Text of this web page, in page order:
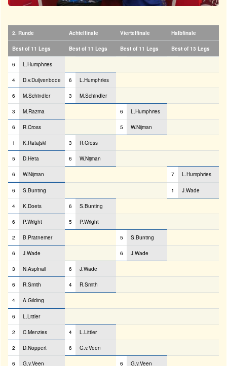
2. Runde Achtelfinale Viertelfinale Halbfinale
Best of 11 Legs Best of 11 Legs Best of 11 Legs Best of 13 Legs
6 L.Humphries
4 D.v.Duijvenbode 6 L.Humphries
6 M.Schindler 3 M.Schindler
3 M.Razma 6 L.Humphries
6 R.Cross 5 W.Nijman
1 K.Ratajski 3 R.Cross
5 D.Heta 6 W.Nijman
6 W.Nijman 7 L.Humphries
6 S.Bunting 1 J.Wade
4 K.Doets 6 S.Bunting
6 P.Wright 5 P.Wright
2 B.Pratnemer 5 S.Bunting
6 J.Wade 6 J.Wade
3 N.Aspinall 6 J.Wade
6 R.Smith 4 R.Smith
4 A.Gilding
6 L.Littler
2 C.Menzies 4 L.Littler
2 D.Noppert 6 G.v.Veen
6 G.v.Veen 6 G.v.Veen